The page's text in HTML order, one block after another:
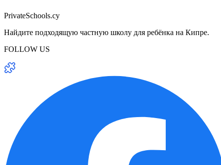
PrivateSchools.cy
Найдите подходящую частную школу для ребёнка на Кипре.
FOLLOW US